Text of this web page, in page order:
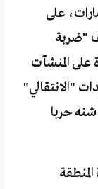
على
"ضربة
على المنشآت
"الانتقالي"
شنه حربا